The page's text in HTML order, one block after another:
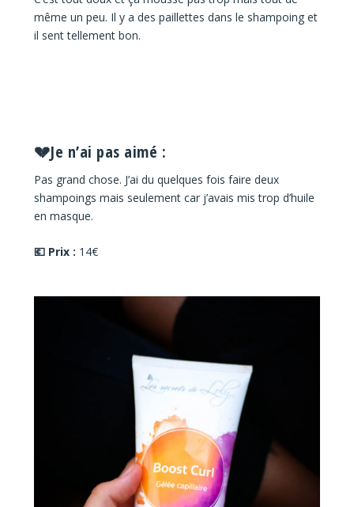
même un peu. Il y a des paillettes dans le shampoing et
il sent tellement bon.
💔Je n’ai pas aimé :
Pas grand chose. J’ai du quelques fois faire deux
shampoings mais seulement car j’avais mis trop d’huile
en masque.
💶 Prix : 14€